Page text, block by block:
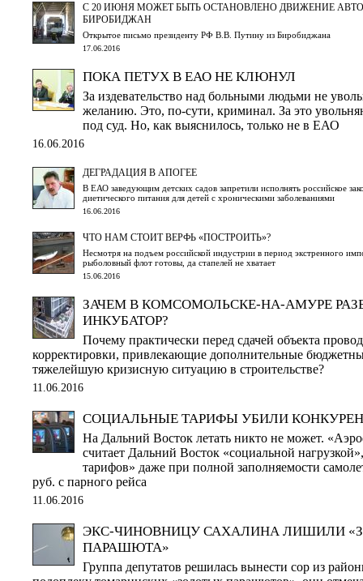
С 20 ИЮНЯ МОЖЕТ БЫТЬ ОСТАНОВЛЕНО ДВИЖЕНИЕ
БИРОБИДЖАН
Открытое письмо президенту РФ В.В. Путину из Биробиджана
17.06.2016
ПОКА ПЕТУХ В ЕАО НЕ КЛЮНУЛ
За издевательство над больными людьми не
желанию. Это, по-сути, криминал. За это
под суд. Но, как выяснилось, только не в ЕАО
16.06.2016
ДЕГРАДАЦИЯ В АПОГЕЕ
В ЕАО заведующим детских садов запретили исполнять российское
диетического питания для детей с хроническими заболеваниями
16.06.2016
ЧТО НАМ СТОИТ ВЕРФЬ «ПОСТРОИТЬ»?
Несмотря на подъем российской индустрии в период экстренного
рыболовный флот готовы, да стапелей не хватает
15.06.2016
ЗАЧЕМ В КОМСОМОЛЬСКЕ-НА-АМУРЕ
ИНКУБАТОР?
Почему практически перед сдачей объекта
корректировки, привлекающие дополнительные
тяжелейшую кризисную ситуацию в строительстве?
11.06.2016
СОЦИАЛЬНЫЕ ТАРИФЫ УБИЛИ
На Дальний Восток летать никто не может.
считает Дальний Восток «социальной
тарифов» даже при полной заполняемости
руб. с парного рейса
11.06.2016
ЭКС-ЧИНОВНИЦУ САХАЛИНА ЛИШИЛИ
ПАРАШЮТА»
Группа депутатов решилась вынести сор из